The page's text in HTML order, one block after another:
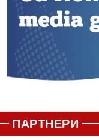
ПАРТНЕРИ